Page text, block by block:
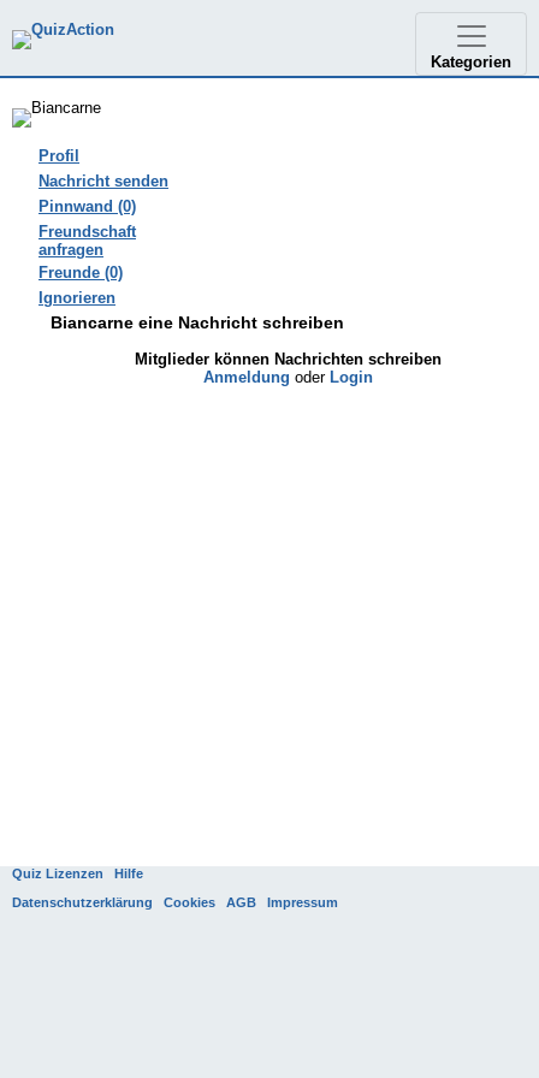
Kategorien
Profil
Nachricht senden
Pinnwand (0)
Freundschaft
anfragen
Freunde (0)
Ignorieren
Biancarne eine Nachricht schreiben
Mitglieder können Nachrichten schreiben
Anmeldung oder Login
Quiz Lizenzen
Hilfe
Datenschutzerklärung
Cookies AGB Impressum